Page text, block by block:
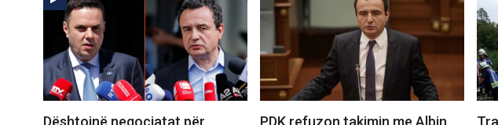
Dështojnë negociatat për
PDK refuzon takimin me Albin